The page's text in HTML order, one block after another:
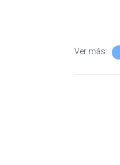
Ver más: